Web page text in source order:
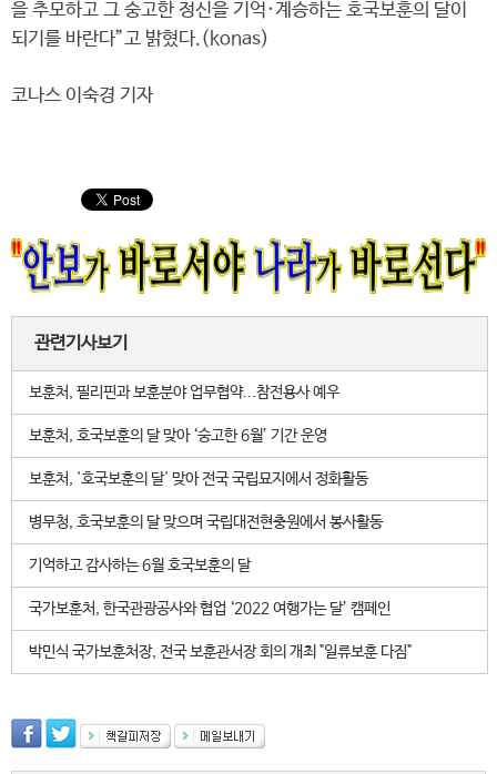
을 추모하고 그 숭고한 정신을 기억·계승하는 호국보훈의 달이
되기를 바란다”고 밝혔다.(konas)
코나스 이숙경 기자
관련기사보기
보훈처, 필리핀과 보훈분야 업무협약...참전용사 예우
보훈처, 호국보훈의 달 맞아 ‘숭고한 6월’ 기간 운영
보훈처, '호국보훈의 달' 맞아 전국 국립묘지에서 정화활동
병무청, 호국보훈의 달 맞으며 국립대전현충원에서 봉사활동
기억하고 감사하는 6월 호국보훈의 달
국가보훈처, 한국관광공사와 협업 ‘2022 여행가는 달’ 캠페인
박민식 국가보훈처장, 전국 보훈관서장 회의 개최 "일류보훈 다짐"